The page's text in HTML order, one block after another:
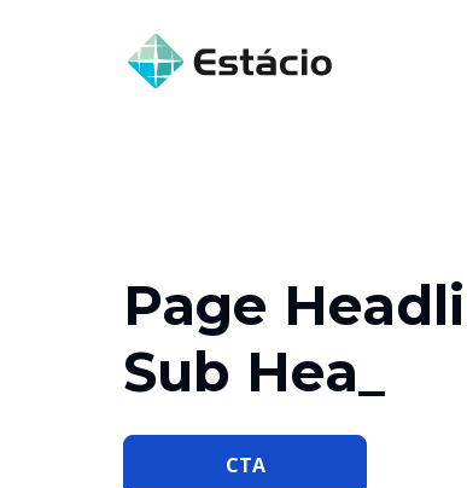
Page
Sub
CTA